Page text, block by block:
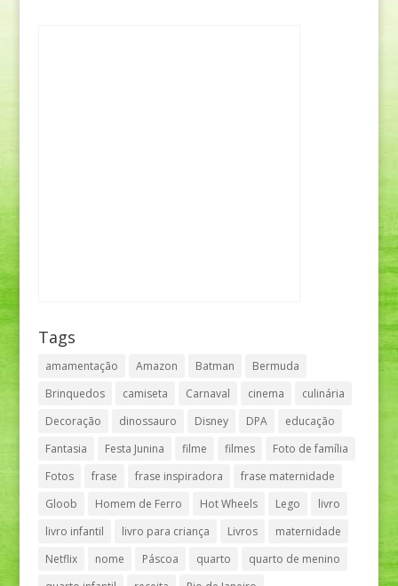
Tags
amamentação Amazon Batman
Bermuda
Brinquedos
camiseta Carnaval cinema
culinária
Decoração
dinossauro Disney DPA
educação
Fantasia
Festa Junina filme filmes
Foto de família
Fotos
frase frase inspiradora
frase maternidade
Gloob
Homem de Ferro Hot Wheels Lego
livro
livro infantil
livro para criança Livros
maternidade
Netflix
nome Páscoa quarto
quarto de menino